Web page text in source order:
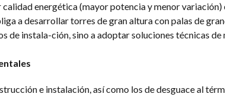
calidad energética (mayor potencia y menor
a desarrollar torres de gran altura con palas de
de instala-ción, sino a adoptar soluciones técnicas
e instalación, así como los de desguace al